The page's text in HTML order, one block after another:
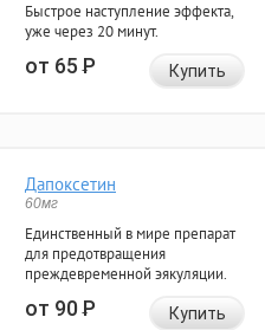
Быстрое наступление эффекта,
уже через 20 минут.
от 65Р Купить
Дапоксетин
60мг
Единственный в мире препарат
для предотвращения
преждевременной эякуляции.
от 90Р Купить